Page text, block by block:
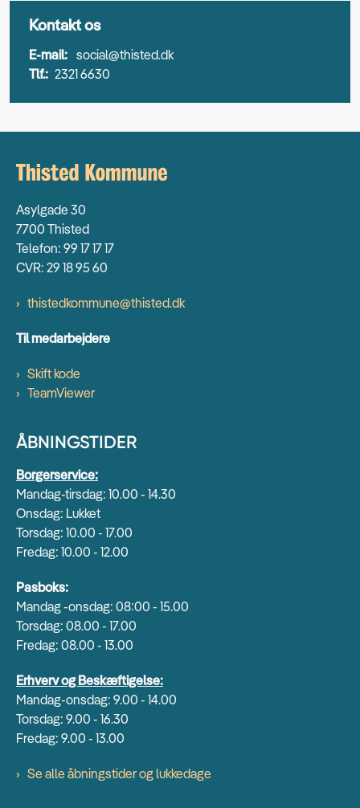
Kontakt os
E-mail: social@thisted.dk
Tlf.: 2321 6630
Asylgade 30
7700 Thisted
Telefon: 99 17 17 17
CVR: 29 18 95 60
thistedkommune@thisted.dk
Til medarbejdere
Skift kode
TeamViewer
ÅBNINGSTIDER
Borgerservice:
Mandag-tirsdag: 10.00 - 14.30
Onsdag: Lukket
Torsdag: 10.00 - 17.00
Fredag: 10.00 - 12.00
Pasboks:
Mandag -onsdag: 08:00 - 15.00
Torsdag: 08.00 - 17.00
Fredag: 08.00 - 13.00
Erhverv og Beskæftigelse:
Mandag-onsdag: 9.00 - 14.00
Torsdag: 9.00 - 16.30
Fredag: 9.00 - 13.00
Se alle åbningstider og lukkedage